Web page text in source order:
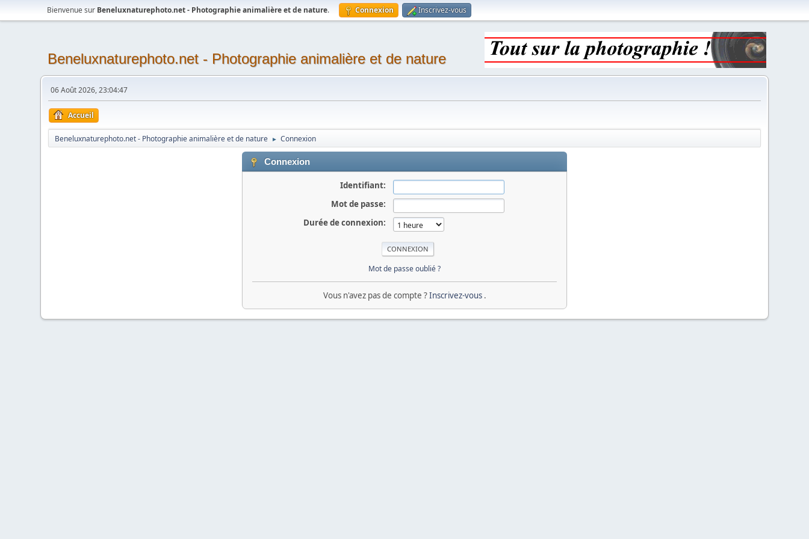
Bienvenue sur Beneluxnaturephoto.net - Photographie animalière et de nature. Connexion Inscrivez-vous
Beneluxnaturephoto.net - Photographie animalière et de nature
06 Août 2026, 23:04:47
Accueil
Beneluxnaturephoto.net - Photographie animalière et de nature ► Connexion
Connexion
Identifiant:
Mot de passe:
Durée de connexion:
Mot de passe oublié ?
Vous n'avez pas de compte ?Inscrivez-vous .